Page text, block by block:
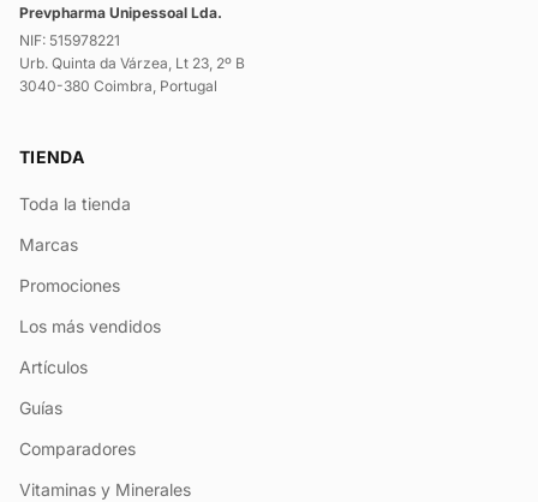
Prevpharma Unipessoal Lda.
NIF: 515978221
Urb. Quinta da Várzea, Lt 23, 2º B
3040-380 Coimbra, Portugal
TIENDA
Toda la tienda
Marcas
Promociones
Los más vendidos
Artículos
Guías
Comparadores
Vitaminas y Minerales